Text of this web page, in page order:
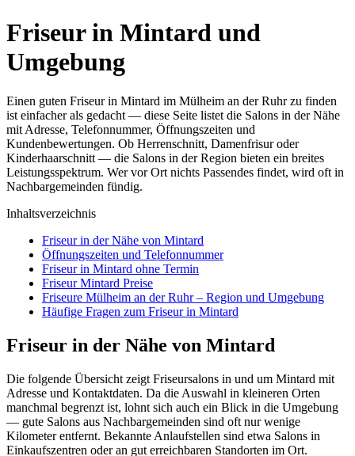
Friseur in Mintard und
Umgebung
Einen guten Friseur in Mintard im Mülheim an der Ruhr zu finden
ist einfacher als gedacht — diese Seite listet die Salons in der Nähe
mit Adresse, Telefonnummer, Öffnungszeiten und
Kundenbewertungen. Ob Herrenschnitt, Damenfrisur oder
Kinderhaarschnitt — die Salons in der Region bieten ein breites
Leistungsspektrum. Wer vor Ort nichts Passendes findet, wird oft in
Nachbargemeinden fündig.
Inhaltsverzeichnis
Friseur in der Nähe von Mintard
Öffnungszeiten und Telefonnummer
Friseur in Mintard ohne Termin
Friseur Mintard Preise
Friseure Mülheim an der Ruhr – Region und Umgebung
Häufige Fragen zum Friseur in Mintard
Friseur in der Nähe von Mintard
Die folgende Übersicht zeigt Friseursalons in und um Mintard mit
Adresse und Kontaktdaten. Da die Auswahl in kleineren Orten
manchmal begrenzt ist, lohnt sich auch ein Blick in die Umgebung
— gute Salons aus Nachbargemeinden sind oft nur wenige
Kilometer entfernt. Bekannte Anlaufstellen sind etwa Salons in
Einkaufszentren oder an gut erreichbaren Standorten im Ort.